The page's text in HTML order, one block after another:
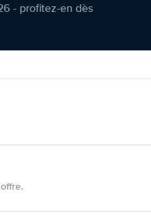
- profitez-en dès